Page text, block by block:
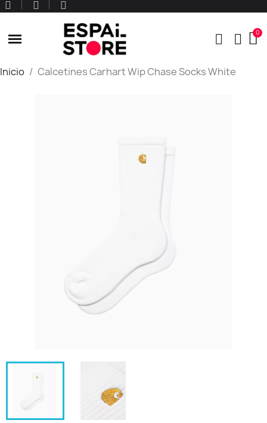
Inicio Calcetines Carhart Wip Chase Socks White